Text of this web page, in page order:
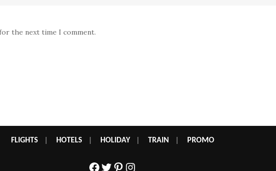
the next time I comment.
FLIGHTS HOTELS HOLIDAY| TRAIN PROMO
Facebook
Twitter
Pinterest
Instagram